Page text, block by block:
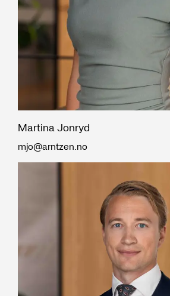
Martina Jonryd
mjo@arntzen.no